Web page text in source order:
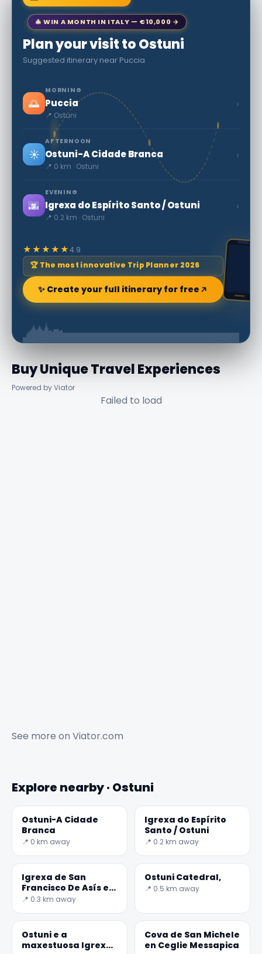
🎄 WIN A MONTH IN ITALY — €10,000 →
Plan your visit to Ostuni
Suggested itinerary near Puccia
🌅
MORNING
Puccia
📍 Ostuni
›
☀️
AFTERNOON
Ostuni-A Cidade Branca
📍 0 km · Ostuni
›
🌆
EVENING
Igrexa do Espírito Santo / Ostuni
📍 0.2 km · Ostuni
›
★★★★★4.9
🏆 The most innovative Trip Planner 2026
✨ Create your full itinerary for free
Buy Unique Travel Experiences
Powered by Viator
Failed to load
See more on Viator.com
Explore nearby · Ostuni
Ostuni-A Cidade
Branca
📍 0 km away
Igrexa do Espírito
Santo / Ostuni
📍 0.2 km away
Igrexa de San
Francisco De Asís en
Ostuni
📍 0.3 km away
Ostuni Catedral,
📍 0.5 km away
Ostuni e a
maxestuosa Igrexa
Cova de San Michele
en Ceglie Messapica